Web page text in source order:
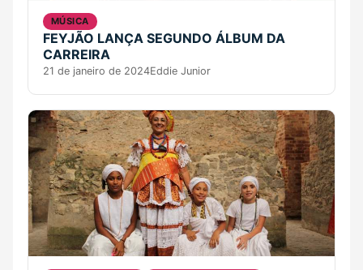
MÚSICA
FEYJÃO LANÇA SEGUNDO ÁLBUM DA
CARREIRA
21 de janeiro de 2024Eddie Junior